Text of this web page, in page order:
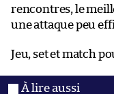
rencontres, le
une attaque peu
Jeu, set et match